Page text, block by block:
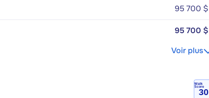
95 700 $
95 700 $
Voir plus
Walk
Score
30